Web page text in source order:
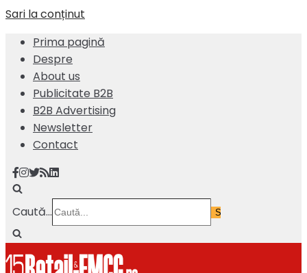
Sari la conținut
Prima pagină
Despre
About us
Publicitate B2B
B2B Advertising
Newsletter
Contact
Caută...